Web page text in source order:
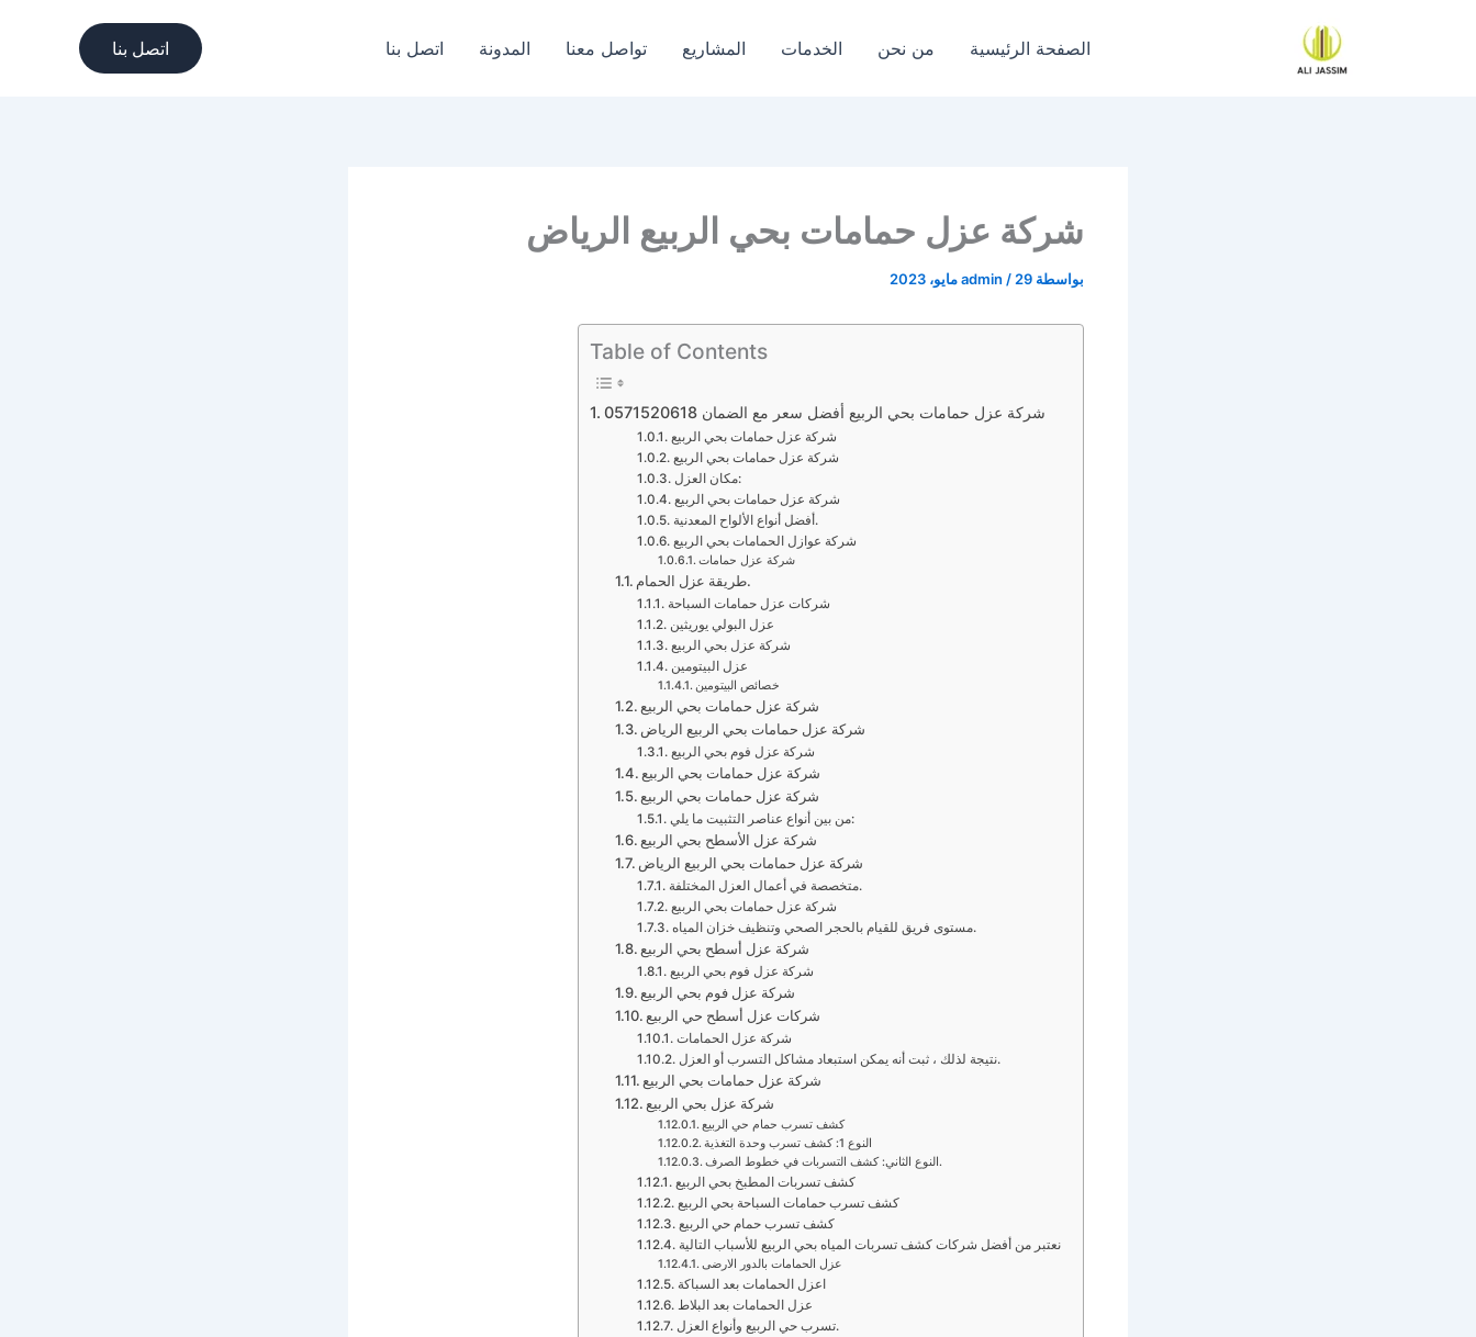
الصفحة الرئيسية من نحن الخدمات المشاريع تواصل معنا المدونة اتصل بنا اتصل بنا
شركة عزل حمامات بحي الربيع الرياض
بواسطة admin / 29 مايو، 2023
Table of Contents
شركة عزل حمامات بحي الربيع أفضل سعر مع الضمان 0571520618
شركة عزل حمامات بحي الربيع
شركة عزل حمامات بحي الربيع
مكان العزل:
شركة عزل حمامات بحي الربيع
أفضل أنواع الألواح المعدنية.
شركة عوازل الحمامات بحي الربيع
شركة عزل حمامات
طريقة عزل الحمام.
شركات عزل حمامات السباحة
عزل البولي يوريثين
شركة عزل بحي الربيع
عزل البيتومين
خصائص البيتومين
شركة عزل حمامات بحي الربيع
شركة عزل حمامات بحي الربيع الرياض
شركة عزل فوم بحي الربيع
شركة عزل حمامات بحي الربيع
شركة عزل حمامات بحي الربيع
من بين أنواع عناصر التثبيت ما يلي:
شركة عزل الأسطح بحي الربيع
شركة عزل حمامات بحي الربيع الرياض
متخصصة في أعمال العزل المختلفة.
شركة عزل حمامات بحي الربيع
مستوى فريق للقيام بالحجر الصحي وتنظيف خزان المياه.
شركة عزل أسطح بحي الربيع
شركة عزل فوم بحي الربيع
شركة عزل فوم بحي الربيع
شركات عزل أسطح حي الربيع
شركة عزل الحمامات
نتيجة لذلك ، ثبت أنه يمكن استبعاد مشاكل التسرب أو العزل.
شركة عزل حمامات بحي الربيع
شركة عزل بحي الربيع
كشف تسرب حمام حي الربيع
النوع 1: كشف تسرب وحدة التغذية
النوع الثاني: كشف التسربات في خطوط الصرف.
كشف تسربات المطبخ بحي الربيع
كشف تسرب حمامات السباحة بحي الربيع
كشف تسرب حمام حي الربيع
نعتبر من أفضل شركات كشف تسربات المياه بحي الربيع للأسباب التالية
عزل الحمامات بالدور الارضى
اعزل الحمامات بعد السباكة
عزل الحمامات بعد البلاط
تسرب حي الربيع وأنواع العزل.